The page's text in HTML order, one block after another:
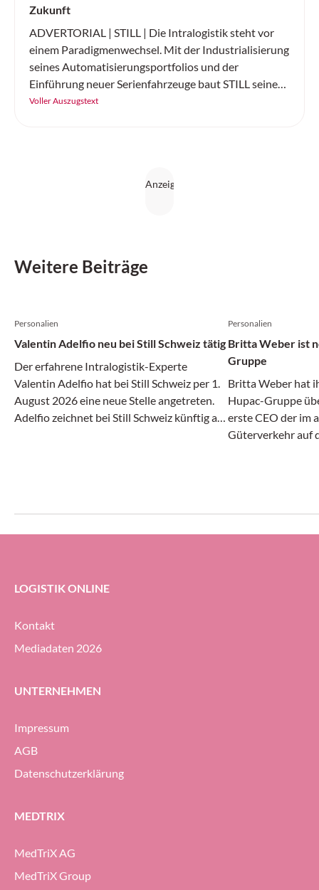
Zukunft
ADVERTORIAL | STILL | Die Intralogistik steht vor
einem Paradigmenwechsel. Mit der Industrialisierung
seines Automatisierungsportfolios und der
Einführung neuer Serienfahrzeuge baut STILL seine
Position als führender Komplettanbieter für
Voller Auszugstext
Weitere Beiträge
Personalien
Valentin Adelfio neu bei Still Schweiz tätig
Der erfahrene Intralogistik-Experte
Valentin Adelfio hat bei Still Schweiz per 1.
August 2026 eine neue Stelle angetreten.
Adelfio zeichnet bei Still Schweiz künftig als
Personalien
Britta Weber ist
Gruppe
Britta Weber hat
Hupac-Gruppe
erste CEO der im
Güterverkehr auf
LOGISTIK ONLINE
Kontakt
Mediadaten 2026
UNTERNEHMEN
Impressum
AGB
Datenschutzerklärung
MEDTRIX
MedTriX AG
MedTriX Group